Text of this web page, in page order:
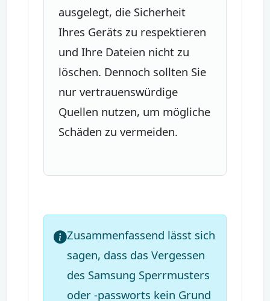
ausgelegt, die Sicherheit
Ihres Geräts zu respektieren
und Ihre Dateien nicht zu
löschen. Dennoch sollten Sie
nur vertrauenswürdige
Quellen nutzen, um mögliche
Schäden zu vermeiden.
Zusammenfassend lässt sich
sagen, dass das Vergessen
des Samsung Sperrmusters
oder -passworts kein Grund